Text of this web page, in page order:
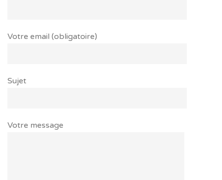
Votre email (obligatoire)
Sujet
Votre message